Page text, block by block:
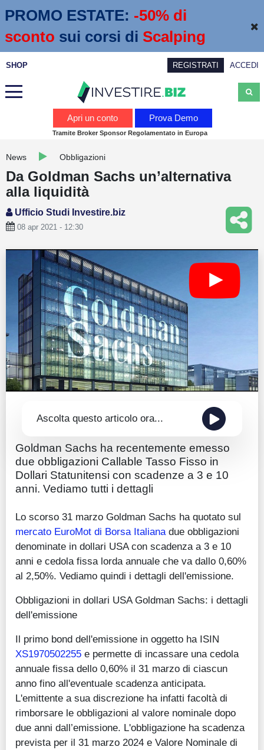
PROMO ESTATE: -50% di
sconto sui corsi di Scalping
SHOP REGISTRATI ACCEDI
Calendario economico
Webinar
Servizi
Trading
Education
Guide
Quotazioni
Conto IG
Guru Monitor
Stagionalità
Apri un conto Prova Demo
Tramite Broker Sponsor Regolamentato in Europa
News Obbligazioni
Da Goldman Sachs un’alternativa
alla liquidità
Ufficio Studi Investire.biz
08 apr 2021 - 12:30
Ascolta questo articolo ora...
Goldman Sachs ha recentemente emesso
due obbligazioni Callable Tasso Fisso in
Dollari Statunitensi con scadenze a 3 e 10
anni. Vediamo tutti i dettagli
Lo scorso 31 marzo Goldman Sachs ha quotato sul
mercato EuroMot di Borsa Italiana due obbligazioni
denominate in dollari USA con scadenza a 3 e 10
anni e cedola fissa lorda annuale che va dallo 0,60%
al 2,50%. Vediamo quindi i dettagli dell'emissione.
Obbligazioni in dollari USA Goldman Sachs: i dettagli
dell'emissione
Il primo bond dell'emissione in oggetto ha ISIN
XS1970502255 e permette di incassare una cedola
annuale fissa dello 0,60% il 31 marzo di ciascun
anno fino all'eventuale scadenza anticipata.
L'emittente a sua discrezione ha infatti facoltà di
rimborsare le obbligazioni al valore nominale dopo
due anni dall’emissione. L'obbligazione ha scadenza
prevista per il 31 marzo 2024 e Valore Nominale di